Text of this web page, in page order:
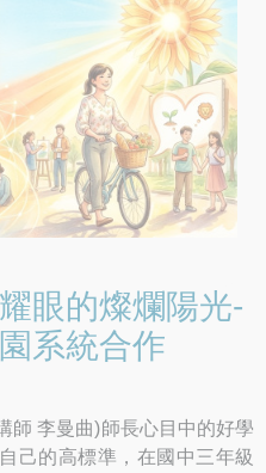
眼的燦爛陽光-
系統合作
師 李曼曲)師長心目中的好學
己的高標準，在國中三年級